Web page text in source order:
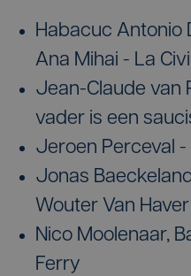
Habacuc Antonio
Ana Mihai - La Civil
Jean-Claude van
vader is een
Jeroen Perceval -
Jonas
Wouter Van
Nico Moolenaar,
Ferry